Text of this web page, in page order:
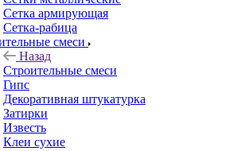
Сетка армирующая
Сетка-рабица
смеси
Назад
Строительные смеси
Гипс
Декоративная штукатурка
Затирки
Известь
Клеи сухие